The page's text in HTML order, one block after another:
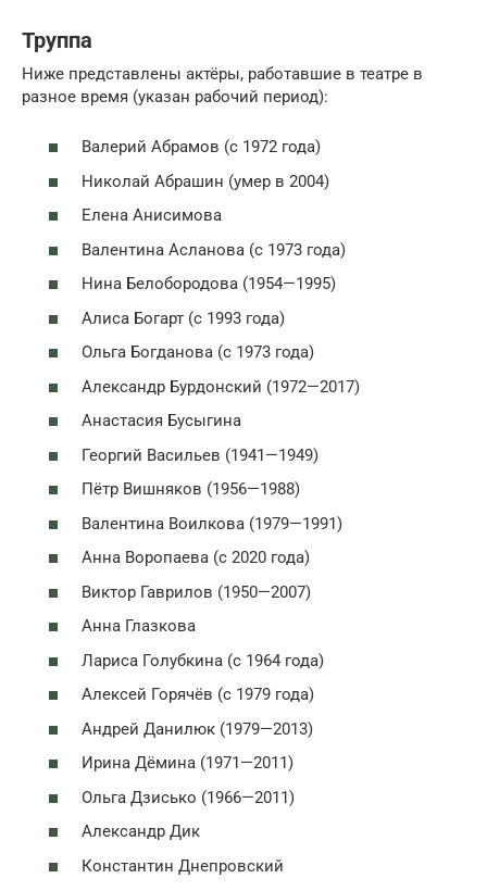
Труппа
Ниже представлены актёры, работавшие в театре в
разное время (указан рабочий период):
Валерий Абрамов (с 1972 года)
Николай Абрашин (умер в 2004)
Елена Анисимова
Валентина Асланова (с 1973 года)
Нина Белобородова (1954—1995)
Алиса Богарт (с 1993 года)
Ольга Богданова (с 1973 года)
Александр Бурдонский (1972—2017)
Анастасия Бусыгина
Георгий Васильев (1941—1949)
Пётр Вишняков (1956—1988)
Валентина Воилкова (1979—1991)
Анна Воропаева (с 2020 года)
Виктор Гаврилов (1950—2007)
Анна Глазкова
Лариса Голубкина (с 1964 года)
Алексей Горячёв (с 1979 года)
Андрей Данилюк (1979—2013)
Ирина Дёмина (1971—2011)
Ольга Дзисько (1966—2011)
Александр Дик
Константин Днепровский